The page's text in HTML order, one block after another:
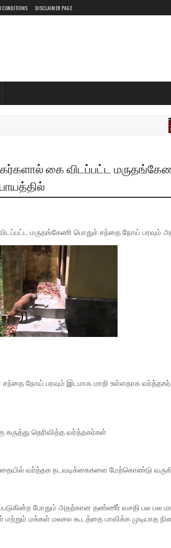
CONDITIONS DISCLAIMER PAGE
கை விடப்பட்ட
மருதங்கேணி பொதுச் சந்தை நோய் பரவும்
சந்தை நோய் பரவும் இடமாக மாறி உள்ளதாக
தெரிவித்த வர்த்தகர்கள்
வர்த்தக நடவடிக்கைகளை மேற்கொண்டு
போதும் அதற்கான தண்ணீர் வசதி பல பல
மக்கள் மலசல கூடத்தை பாவிக்க முடியாத